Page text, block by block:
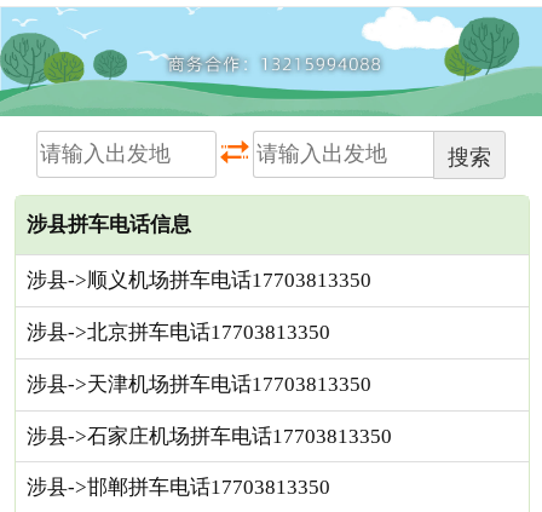
搜索
涉县拼车电话信息
涉县->顺义机场拼车电话17703813350
涉县->北京拼车电话17703813350
涉县->天津机场拼车电话17703813350
涉县->石家庄机场拼车电话17703813350
涉县->邯郸拼车电话17703813350